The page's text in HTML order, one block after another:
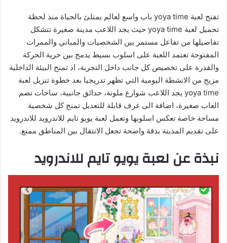
تفتح لعبة yoya time باب واسع لعالم يمتلئ بالحياة منذ لحظة
تحميل لعبة yoya time حيث يجد اللاعب مدينة صغيرة تتشكل
تفاصيلها من تفاعل مستمر بين الشخصيات والمباني والممرات
المفتوحة تعتمد اللعبة على اسلوب بسيط يدمج بين حرية الحركة
والقدرة على تخصيص كل جانب داخل التجربة، اذ تمنح البيئة الداخلية
مزيج من الانشطة اليومية التي تظهر تدريجيا بعد خطوة تنزيل لعبة
yoya time يجد اللاعب شوارع ملونة، حدائق جانبية، ساحات تضم
العاب صغيرة، اضافة الى غرف قابلة للتعديل تمنح كل شخصية
مساحة خاصة تعكس اسلوبها وتعمل لعبة يويو تايم للاندرويد للاندرويد
على تقديم المدينة بدقة واضحة تجعل الانتقال بين المناطق ممتع.
نبذة عن لعبة يويو تايم للاندرويد